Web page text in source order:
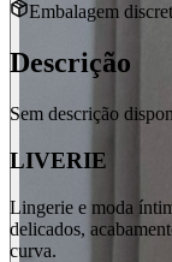
Embalagem
Descrição
Sem descrição
LIVERIE
Lingerie e moda
delicados,
curva.